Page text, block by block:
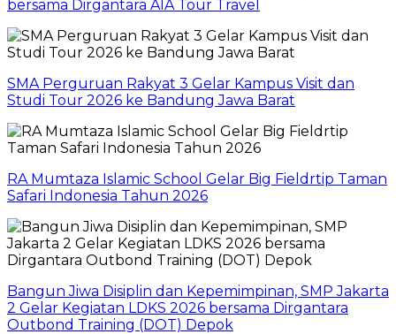
bersama Dirgantara AIA Tour Travel
SMA Perguruan Rakyat 3 Gelar Kampus Visit dan
Studi Tour 2026 ke Bandung Jawa Barat
RA Mumtaza Islamic School Gelar Big Fieldrtip Taman
Safari Indonesia Tahun 2026
Bangun Jiwa Disiplin dan Kepemimpinan, SMP Jakarta
2 Gelar Kegiatan LDKS 2026 bersama Dirgantara
Outbond Training (DOT) Depok